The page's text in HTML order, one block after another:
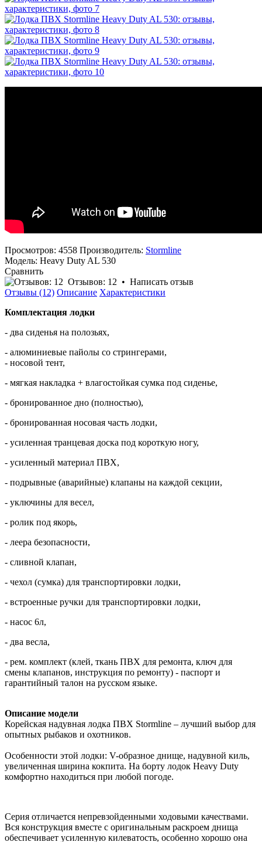
Просмотров: 4558 Производитель: Stormline
Модель: Heavy Duty AL 530
Сравнить
Отзывов: 12 • Написать отзыв
Отзывы (12) Описание Характеристики
Комплектация лодки
- два сиденья на полозьях,
- алюминиевые пайолы со стрингерами,
- носовой тент,
- мягкая накладка + влагостойкая сумка под сиденье,
- бронированное дно (полностью),
- бронированная носовая часть лодки,
- усиленная транцевая доска под короткую ногу,
- усиленный материал ПВХ,
- подрывные (аварийные) клапаны на каждой секции,
- уключины для весел,
- ролик под якорь,
- леера безопасности,
- сливной клапан,
- чехол (сумка) для транспортировки лодки,
- встроенные ручки для транспортировки лодки,
- насос 6л,
- два весла,
- рем. комплект (клей, ткань ПВХ для ремонта, ключ для
смены клапанов, инструкция по ремонту) - паспорт и
гарантийный талон на русском языке.
Описание модели
Корейская надувная лодка ПВХ Stormline – лучший выбор для
опытных рыбаков и охотников.
Особенности этой лодки: V-образное днище, надувной киль,
увеличенная ширина кокпита. На борту лодок Heavy Duty
комфортно находиться при любой погоде.
Серия отличается непревзойденными ходовыми качествами.
Вся конструкция вместе с оригинальным раскроем днища
обеспечивает усиленную килеватость, особенно хорошо она